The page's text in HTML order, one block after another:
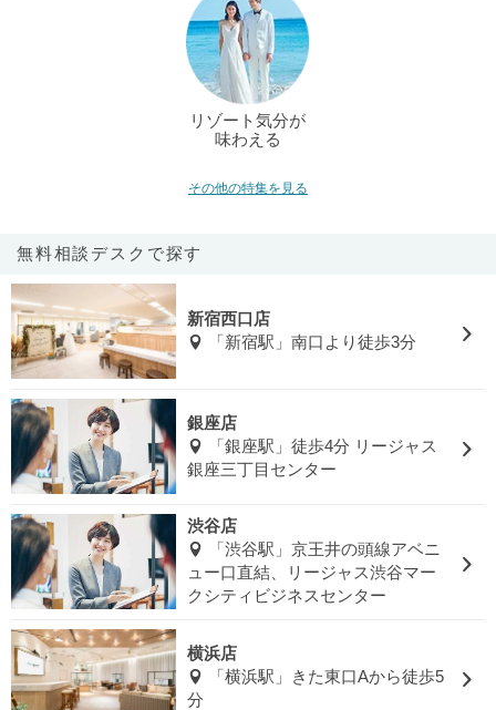
リゾート気分が
味わえる
その他の特集を見る
無料相談デスクで探す
新宿西口店
「新宿駅」南口より徒歩3分
銀座店
「銀座駅」徒歩4分 リージャス
銀座三丁目センター
渋谷店
「渋谷駅」京王井の頭線アベニ
ュー口直結、リージャス渋谷マー
クシティビジネスセンター
横浜店
「横浜駅」きた東口Aから徒歩5
分